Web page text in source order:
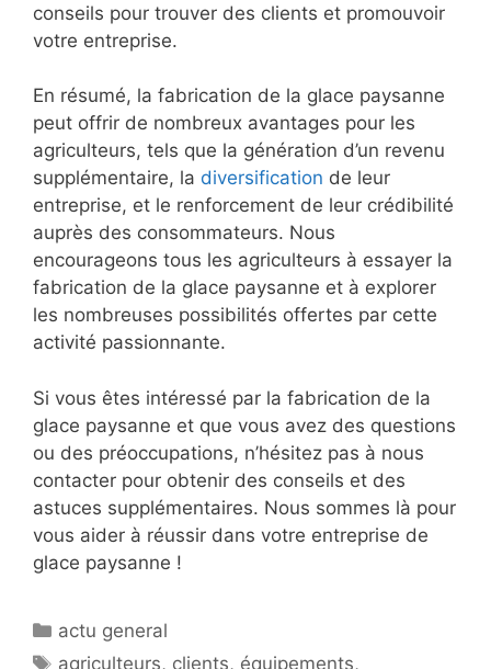
conseils pour trouver des clients et promouvoir
votre entreprise.
En résumé, la fabrication de la glace paysanne
peut offrir de nombreux avantages pour les
agriculteurs, tels que la génération d’un revenu
supplémentaire, la diversification de leur
entreprise, et le renforcement de leur crédibilité
auprès des consommateurs. Nous
encourageons tous les agriculteurs à essayer la
fabrication de la glace paysanne et à explorer
les nombreuses possibilités offertes par cette
activité passionnante.
Si vous êtes intéressé par la fabrication de la
glace paysanne et que vous avez des questions
ou des préoccupations, n’hésitez pas à nous
contacter pour obtenir des conseils et des
astuces supplémentaires. Nous sommes là pour
vous aider à réussir dans votre entreprise de
glace paysanne !
Catégories
actu general
Étiquettes
agriculteurs, clients, équipements,